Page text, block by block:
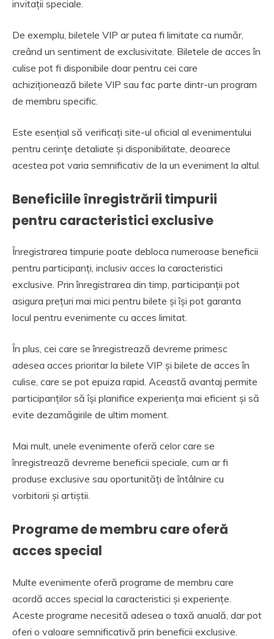
invitații speciale.
De exemplu, biletele VIP ar putea fi limitate ca număr,
creând un sentiment de exclusivitate. Biletele de acces în
culise pot fi disponibile doar pentru cei care
achiziționează bilete VIP sau fac parte dintr-un program
de membru specific.
Este esențial să verificați site-ul oficial al evenimentului
pentru cerințe detaliate și disponibilitate, deoarece
acestea pot varia semnificativ de la un eveniment la altul.
Beneficiile înregistrării timpurii
pentru caracteristici exclusive
Înregistrarea timpurie poate debloca numeroase beneficii
pentru participanți, inclusiv acces la caracteristici
exclusive. Prin înregistrarea din timp, participanții pot
asigura prețuri mai mici pentru bilete și își pot garanta
locul pentru evenimente cu acces limitat.
În plus, cei care se înregistrează devreme primesc
adesea acces prioritar la bilete VIP și bilete de acces în
culise, care se pot epuiza rapid. Această avantaj permite
participanților să își planifice experiența mai eficient și să
evite dezamăgirile de ultim moment.
Mai mult, unele evenimente oferă celor care se
înregistrează devreme beneficii speciale, cum ar fi
produse exclusive sau oportunități de întâlnire cu
vorbitorii și artiștii.
Programe de membru care oferă
acces special
Multe evenimente oferă programe de membru care
acordă acces special la caracteristici și experiențe.
Aceste programe necesită adesea o taxă anuală, dar pot
oferi o valoare semnificativă prin beneficii exclusive.